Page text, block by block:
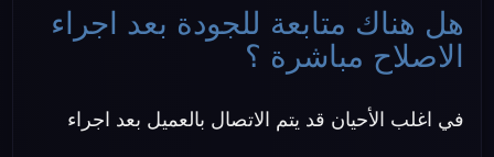
هل هناك متابعة للجودة بعد اجراء
الاصلاح مباشرة ؟
في اغلب الأحيان قد يتم الاتصال بالعميل بعد اجراء